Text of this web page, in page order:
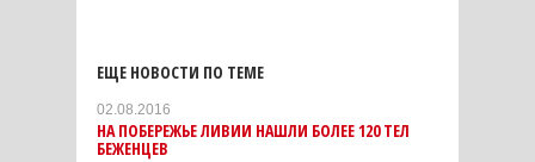
ЕЩЕ НОВОСТИ ПО ТЕМЕ
02.08.2016
НА ПОБЕРЕЖЬЕ ЛИВИИ НАШЛИ БОЛЕЕ 120 ТЕЛ
БЕЖЕНЦЕВ